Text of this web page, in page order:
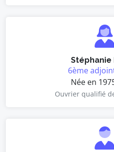
Stéphanie
6ème
Née en
Ouvrier qualifié